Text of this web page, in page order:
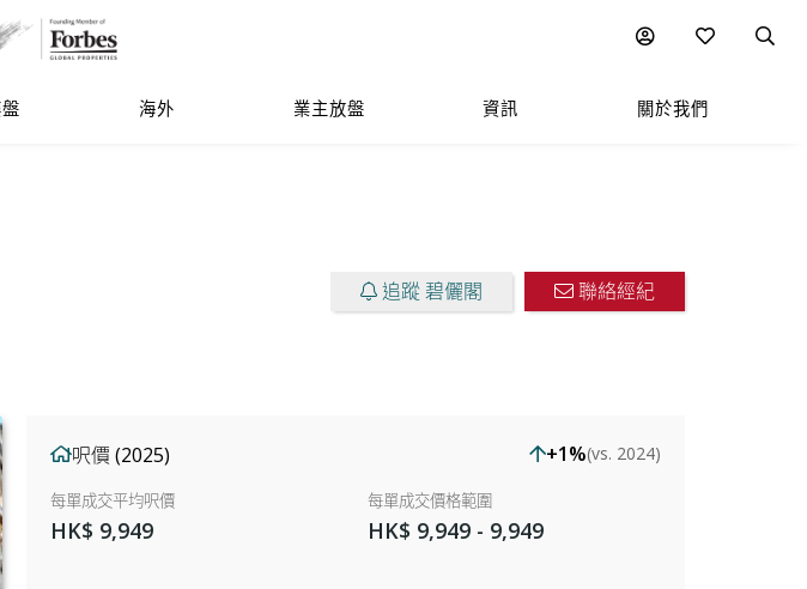
海外 業主放盤 資訊 關於我們
附近熱門項目
追蹤 碧儷閣 聯絡經紀
呎價 (2025) +1%(vs. 2024)
每單成交平均呎價
HK$ 9,949
每單成交價格範圍
HK$ 9,949 - 9,949